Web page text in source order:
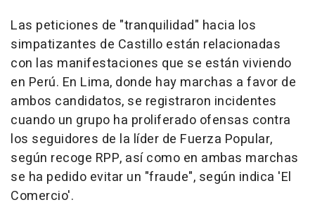
Las peticiones de "tranquilidad" hacia los
simpatizantes de Castillo están relacionadas
con las manifestaciones que se están viviendo
en Perú. En Lima, donde hay marchas a favor de
ambos candidatos, se registraron incidentes
cuando un grupo ha proliferado ofensas contra
los seguidores de la líder de Fuerza Popular,
según recoge RPP, así como en ambas marchas
se ha pedido evitar un "fraude", según indica 'El
Comercio'.